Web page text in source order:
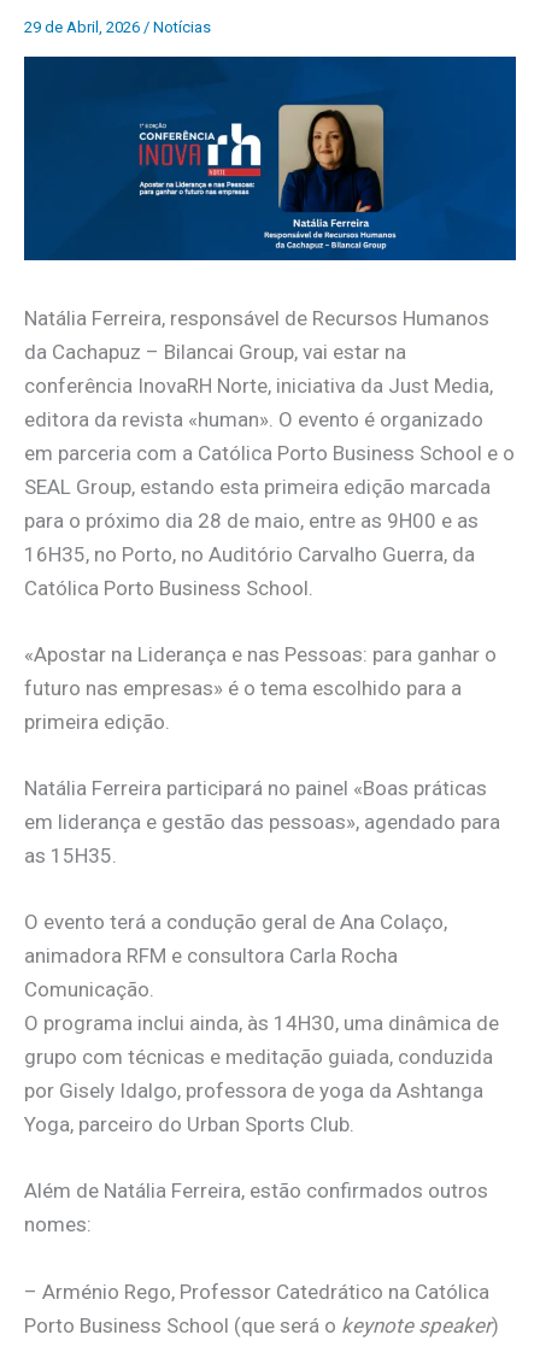
29 de Abril, 2026 / Notícias
Natália Ferreira, responsável de Recursos Humanos
da Cachapuz – Bilancai Group, vai estar na
conferência InovaRH Norte, iniciativa da Just Media,
editora da revista «human». O evento é organizado
em parceria com a Católica Porto Business School e o
SEAL Group, estando esta primeira edição marcada
para o próximo dia 28 de maio, entre as 9H00 e as
16H35, no Porto, no Auditório Carvalho Guerra, da
Católica Porto Business School.
«Apostar na Liderança e nas Pessoas: para ganhar o
futuro nas empresas» é o tema escolhido para a
primeira edição.
Natália Ferreira participará no painel «Boas práticas
em liderança e gestão das pessoas», agendado para
as 15H35.
O evento terá a condução geral de Ana Colaço,
animadora RFM e consultora Carla Rocha
Comunicação.
O programa inclui ainda, às 14H30, uma dinâmica de
grupo com técnicas e meditação guiada, conduzida
por Gisely Idalgo, professora de yoga da Ashtanga
Yoga, parceiro do Urban Sports Club.
Além de Natália Ferreira, estão confirmados outros
nomes:
– Arménio Rego, Professor Catedrático na Católica
Porto Business School (que será o keynote speaker)